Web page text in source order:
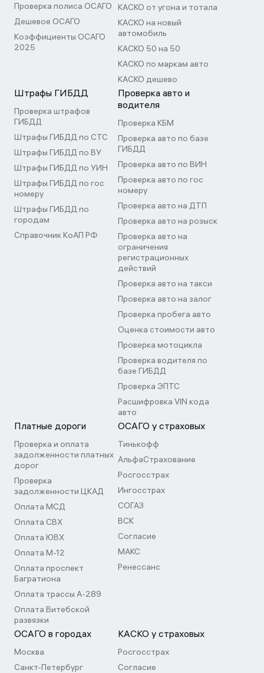
Проверка полиса ОСАГО
Дешевое ОСАГО
Коэффициенты ОСАГО
2025
КАСКО от угона и тотала
КАСКО на новый
автомобиль
КАСКО 50 на 50
КАСКО по маркам авто
КАСКО дешево
Штрафы ГИБДД
Проверка штрафов
ГИБДД
Штрафы ГИБДД по СТС
Штрафы ГИБДД по ВУ
Штрафы ГИБДД по УИН
Штрафы ГИБДД по гос
номеру
Штрафы ГИБДД по
городам
Справочник КоАП РФ
Проверка авто и
водителя
Проверка КБМ
Проверка авто по базе
ГИБДД
Проверка авто по ВИН
Проверка авто по гос
номеру
Проверка авто на ДТП
Проверка авто на розыск
Проверка авто на
ограничения
регистрационных
действий
Проверка авто на такси
Проверка авто на залог
Проверка пробега авто
Оценка стоимости авто
Проверка мотоцикла
Проверка водителя по
базе ГИБДД
Проверка ЭПТС
Расшифровка VIN кода
авто
Платные дороги
Проверка и оплата
задолженности платных
дорог
Проверка
задолженности ЦКАД
Оплата МСД
Оплата СВХ
Оплата ЮВХ
Оплата М-12
Оплата проспект
Багратиона
Оплата трассы А-289
Оплата Витебской
развязки
ОСАГО у страховых
Тинькофф
АльфаСтрахование
Росгосстрах
Ингосстрах
СОГАЗ
ВСК
Согласие
МАКС
Ренессанс
ОСАГО в городах
Москва
Санкт-Петербург
КАСКО у страховых
Росгосстрах
Согласие